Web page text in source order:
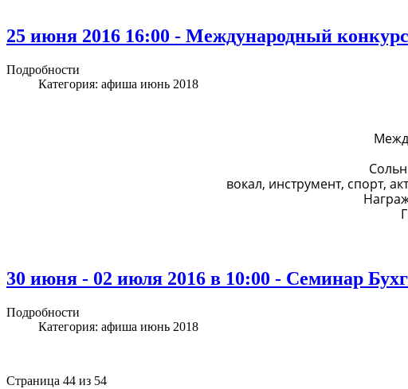
25 июня 2016 16:00 - Международный
Подробности
Категория: афиша июнь 2018
вокал, инструмент, спорт,
30 июня - 02 июля 2016 в 10:00 - Семинар
Подробности
Категория: афиша июнь 2018
Страница 44 из 54